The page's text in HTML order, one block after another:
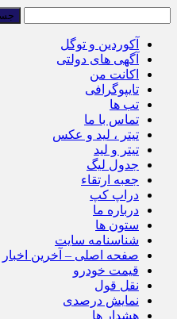
آکوردین و توگل
آگهی های دولتی
اکانت من
تایپوگرافی
تب ها
تماس با ما
تیتر ، لید و عکس
تیتر و لید
جدول لیگ
جعبه ارتقاء
دراپ کپ
درباره ما
ستون ها
شناسنامه سایت
صفحه اصلی – آخرین اخبار
قیمت خودرو
نقل قول
نمایش درصدی
هشدار ها